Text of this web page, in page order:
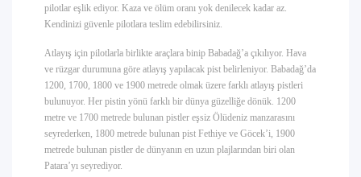
pilotlar eşlik ediyor. Kaza ve ölüm oranı yok denilecek kadar az.
Kendinizi güvenle pilotlara teslim edebilirsiniz.
Atlayış için pilotlarla birlikte araçlara binip Babadağ’a çıkılıyor. Hava
ve rüzgar durumuna göre atlayış yapılacak pist belirleniyor. Babadağ’da
1200, 1700, 1800 ve 1900 metrede olmak üzere farklı atlayış pistleri
bulunuyor. Her pistin yönü farklı bir dünya güzelliğe dönük. 1200
metre ve 1700 metrede bulunan pistler eşsiz Ölüdeniz manzarasını
seyrederken, 1800 metrede bulunan pist Fethiye ve Göcek’i, 1900
metrede bulunan pistler de dünyanın en uzun plajlarından biri olan
Patara’yı seyrediyor.